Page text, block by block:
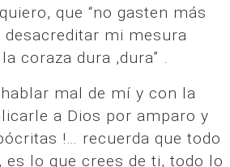
que “no gasten más
mi mesura
coraza dura ,dura” .
mal de mí y con la
a Dios por amparo y
!… recuerda que todo
es lo que crees de ti, todo lo